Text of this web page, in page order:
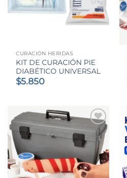
CURACIÓN HERIDAS
KIT DE CURACIÓN PIE
DIABÉTICO UNIVERSAL
$5.850